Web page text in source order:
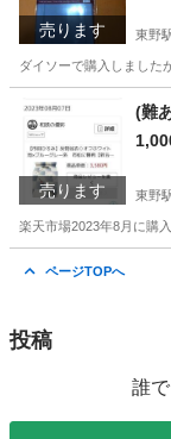
売ります 東野
ダイソーで購入しました
東
売ります
(難
東野
楽天市場2023年8月に購
ページTOPへ
投稿
誰